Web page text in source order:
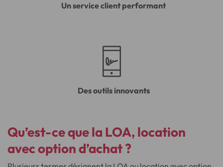
Un service client performant
Des outils innovants
Qu’est-ce que la LOA, location
avec option d’achat?